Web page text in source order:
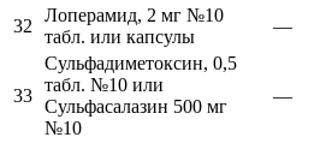
32
Лоперамид, 2 мг №10
табл. или капсулы
—
33
Сульфадиметоксин, 0,5
табл. №10 или
Сульфасалазин 500 мг
№10
—